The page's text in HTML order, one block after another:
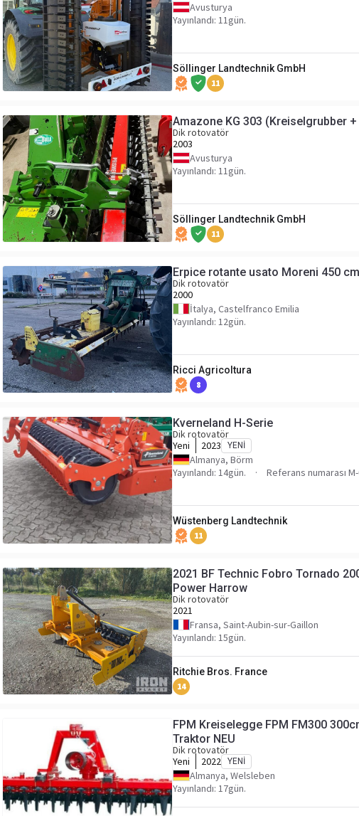
Avusturya
Yayınlandı: 11gün.
Söllinger Landtechnik GmbH
11
Amazone KG 303 (Kreiselgrubber
Dik rotovatör
2003
Avusturya
Yayınlandı: 11gün.
Söllinger Landtechnik GmbH
11
Erpice rotante usato Moreni 450 cm
Dik rotovatör
2000
İtalya, Castelfranco Emilia
Yayınlandı: 12gün.
Ricci Agricoltura
8
Kverneland H-Serie
Dik rotovatör
Yeni
2023 YENI
Almanya, Börm
Yayınlandı: 14gün.
Referans numarası
Wüstenberg Landtechnik
11
2021 BF Technic Fobro Tornado
Power Harrow
Dik rotovatör
2021
Fransa, Saint-Aubin-sur-Gaillon
Yayınlandı: 15gün.
Ritchie Bros. France
14
FPM Kreiselegge FPM FM300
Traktor NEU
Dik rotovatör
Yeni
2022 YENI
Almanya, Welsleben
Yayınlandı: 17gün.